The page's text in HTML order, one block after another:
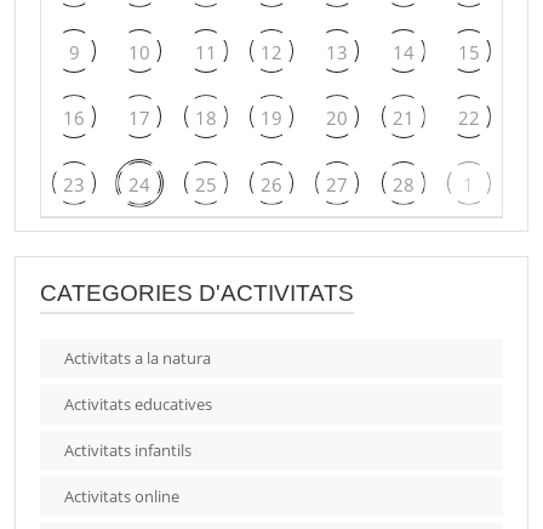
9 10 11 12 13 14 15
16 17 18 19 20 21 22
23 24 25 26 27 28 1
CATEGORIES D'ACTIVITATS
Activitats a la natura
Activitats educatives
Activitats infantils
Activitats online